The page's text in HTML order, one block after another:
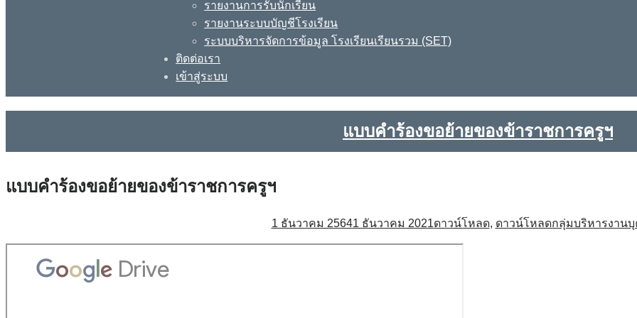
รายงานการรับนักเรียน
รายงานระบบบัญชีโรงเรียน
ระบบบริหารจัดการข้อมูล โรงเรียนเรียนรวม (SET)
ติดต่อเรา
เข้าสู่ระบบ
แบบคำร้องขอย้ายของข้าราชการครูฯ
แบบคำร้องขอย้ายของข้าราชการครูฯ
1 ธันวาคม 25641 ธันวาคม 2021ดาวน์โหลด, ดาวน์โหลดกลุ่มบริหารงาน